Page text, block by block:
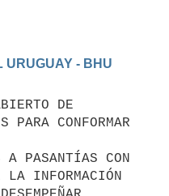
PARA CONFORMAR
LA INFORMACIÓN